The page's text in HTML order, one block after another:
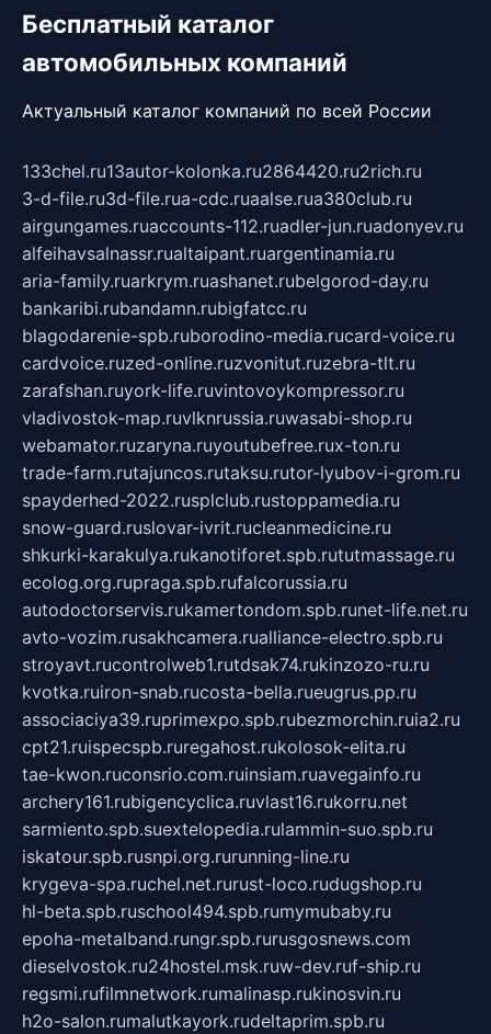
Бесплатный каталог
автомобильных компаний
Актуальный каталог компаний по всей России
133chel.ru13autor-kolonka.ru2864420.ru2rich.ru
3-d-file.ru3d-file.rua-cdc.ruaalse.rua380club.ru
airgungames.ruaccounts-112.ruadler-jun.ruadonyev.ru
alfeihavsalnassr.rualtaipant.ruargentinamia.ru
aria-family.ruarkrym.ruashanet.rubelgorod-day.ru
bankaribi.rubandamn.rubigfatcc.ru
blagodarenie-spb.ruborodino-media.rucard-voice.ru
cardvoice.ruzed-online.ruzvonitut.ruzebra-tlt.ru
zarafshan.ruyork-life.ruvintovoykompressor.ru
vladivostok-map.ruvlknrussia.ruwasabi-shop.ru
webamator.ruzaryna.ruyoutubefree.rux-ton.ru
trade-farm.rutajuncos.rutaksu.rutor-lyubov-i-grom.ru
spayderhed-2022.rusplclub.rustoppamedia.ru
snow-guard.ruslovar-ivrit.rucleanmedicine.ru
shkurki-karakulya.rukanotiforet.spb.rututmassage.ru
ecolog.org.rupraga.spb.rufalcorussia.ru
autodoctorservis.rukamertondom.spb.runet-life.net.ru
avto-vozim.rusakhcamera.rualliance-electro.spb.ru
stroyavt.rucontrolweb1.rutdsak74.rukinzozo-ru.ru
kvotka.ruiron-snab.rucosta-bella.rueugrus.pp.ru
associaciya39.ruprimexpo.spb.rubezmorchin.ruia2.ru
cpt21.ruispecspb.ruregahost.rukolosok-elita.ru
tae-kwon.ruconsrio.com.ruinsiam.ruavegainfo.ru
archery161.rubigencyclica.ruvlast16.rukorru.net
sarmiento.spb.suextelopedia.rulammin-suo.spb.ru
iskatour.spb.rusnpi.org.rurunning-line.ru
krygeva-spa.ruchel.net.rurust-loco.rudugshop.ru
hl-beta.spb.ruschool494.spb.rumymubaby.ru
epoha-metalband.rungr.spb.rurusgosnews.com
dieselvostok.ru24hostel.msk.ruw-dev.ruf-ship.ru
regsmi.rufilmnetwork.rumalinasp.rukinosvin.ru
h2o-salon.rumalutkayork.rudeltaprim.spb.ru